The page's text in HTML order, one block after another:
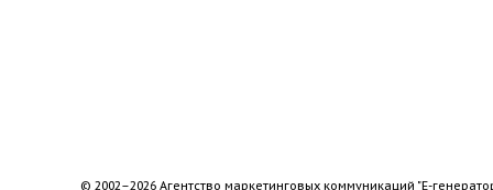
© 2002–2026 Агентство маркетинговых коммуникаций "Е-